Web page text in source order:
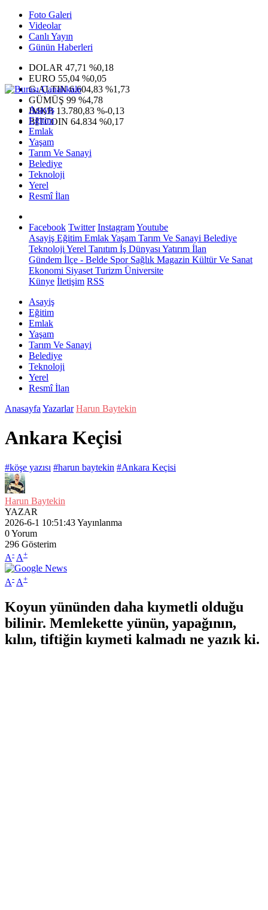
Foto Galeri
Videolar
Canlı Yayın
Günün Haberleri
DOLAR 47,71 %0,18
EURO 55,04 %0,05
G.ALTIN6.604,83 %1,73
GÜMÜŞ 99 %4,78
IMKB 13.780,83 %-0,13
BITCOIN 64.834 %0,17
Asayiş
Eğitim
Emlak
Yaşam
Tarım Ve Sanayi
Belediye
Teknoloji
Yerel
Resmî İlan
Facebook Twitter InstagramYoutube
Asayiş Eğitim EmlakYaşam Tarım Ve Sanayi Belediye
Teknoloji Yerel Tanıtım İş Dünyası Yatırım İlan
Gündem İlçe - Belde SporSağlık Magazin Kültür Ve Sanat
Ekonomi Siyaset Turizm Üniversite
Künye İletişim RSS
Asayiş
Eğitim
Emlak
Yaşam
Tarım Ve Sanayi
Belediye
Teknoloji
Yerel
Resmî İlan
Anasayfa Yazarlar Harun Baytekin
Ankara Keçisi
#köşe yazısı #harun baytekin #Ankara Keçisi
Harun Baytekin
YAZAR
2026-6-1 10:51:43Yayınlanma
0Yorum
296 Gösterim
A- A+
A- A+
Koyun yününden daha kıymetli olduğu
bilinir. Memlekette yünün, yapağının,
kılın, tiftiğin kıymeti kalmadı ne yazık ki.